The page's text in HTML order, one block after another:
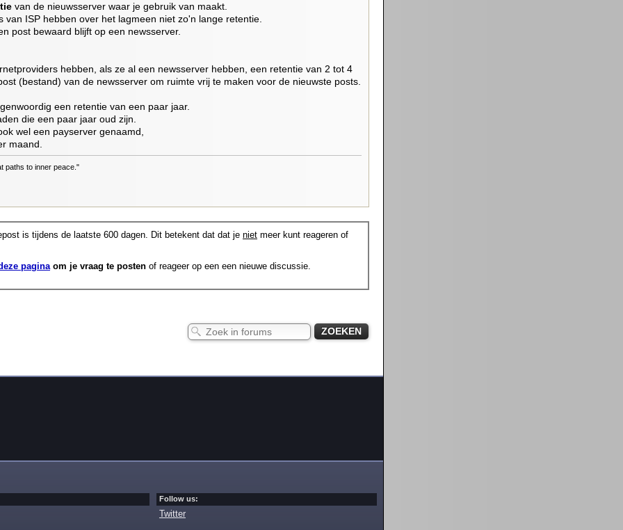
van de nieuwsserver waar je gebruik van maakt.
van ISP hebben over het lagmeen niet zo'n lange retentie.
post bewaard blijft op een newsserver.
hebben, als ze al een newsserver hebben, een retentie van 2 tot 4
(bestand) van de newsserver om ruimte vrij te maken voor de nieuwste posts.
een retentie van een paar jaar.
die een paar jaar oud zijn.
wel een payserver genaamd,
maand.
paths to inner peace."
is tijdens de laatste 600 dagen. Dit betekent dat dat je niet meer kunt reageren of
paginaom je vraag te posten of reageer op een een nieuwe discussie.
Follow us:
Twitter